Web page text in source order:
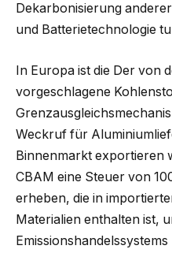
Dekarbonisierung
und Batterietechnologie
In Europa ist die Der von
vorgeschlagene
Weckruf für
Binnenmarkt exportieren
CBAM eine Steuer von
erheben, die in
Materialien enthalten ist,